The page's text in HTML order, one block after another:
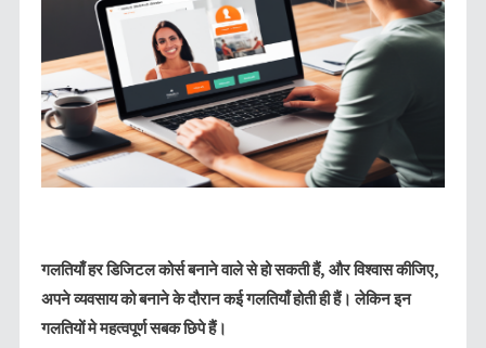
गलतियाँहरडिजिटलकोर्सबनानेवालेसेहोसकतीहैं, औरविश्वासकीजिए,
अपनेव्यवसायकोबनानेकेदौरानकईगलतियाँहोतीहीहैं। लेकिनइन
गलतियोंमेमहत्वपूर्णसबकछिपेहैं।